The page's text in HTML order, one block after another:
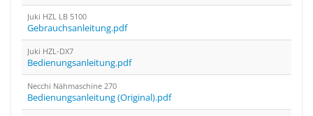
Juki HZL LB 5100
Gebrauchsanleitung.pdf
Juki HZL-DX7
Bedienungsanleitung.pdf
Necchi Nähmaschine 270
Bedienungsanleitung (Original).pdf